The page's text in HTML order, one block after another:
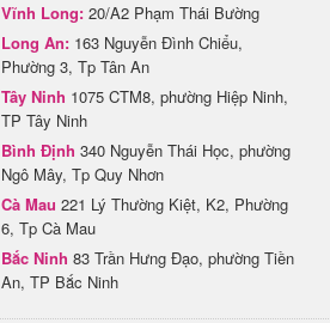
Vĩnh Long: 20/A2 Phạm Thái Bường
Long An: 163 Nguyễn Đình Chiểu,
Phường 3, Tp Tân An
Tây Ninh 1075 CTM8, phường Hiệp Ninh,
TP Tây Ninh
Bình Định 340 Nguyễn Thái Học, phường
Ngô Mây, Tp Quy Nhơn
Cà Mau 221 Lý Thường Kiệt, K2, Phường
6, Tp Cà Mau
Bắc Ninh 83 Trần Hưng Đạo, phường Tiền
An, TP Bắc Ninh